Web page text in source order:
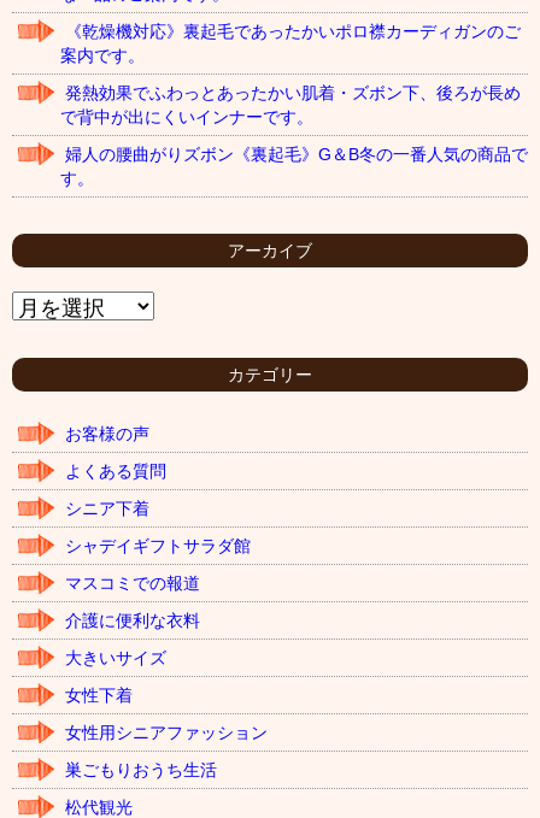
《乾燥機対応》裏起毛であったかいポロ襟カーディガンのご
案内です。
発熱効果でふわっとあったかい肌着・ズボン下、後ろが長め
で背中が出にくいインナーです。
婦人の腰曲がりズボン《裏起毛》G＆B冬の一番人気の商品で
す。
アーカイブ
ア
ー
イ
カテゴリー
お客様の声
よくある質問
シニア下着
シャデイギフトサラダ館
マスコミでの報道
介護に便利な衣料
大きいサイズ
女性下着
女性用シニアファッション
巣ごもりおうち生活
松代観光